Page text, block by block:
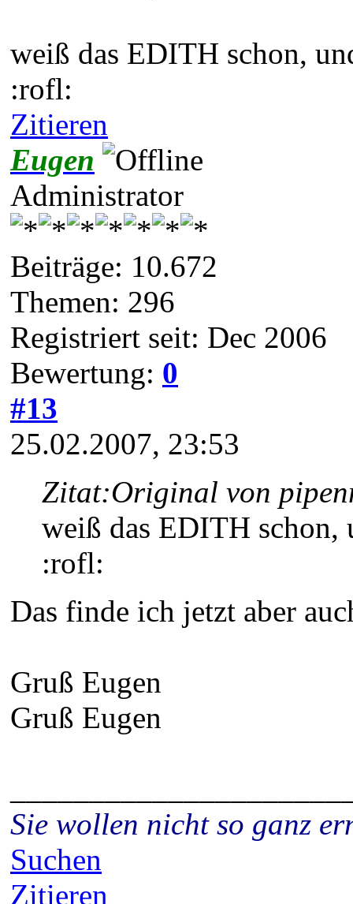
weiß das EDITH schon,
:rofl:
Zitieren
Eugen
Administrator
Beiträge: 10.672
Themen: 296
Registriert seit: Dec 2006
Bewertung: 0
#13
25.02.2007, 23:53
Zitat:Original von
weiß das EDITH
:rofl:
Das finde ich jetzt aber
Gruß Eugen
Gruß Eugen
Sie wollen nicht so ganz
Suchen
Zitieren